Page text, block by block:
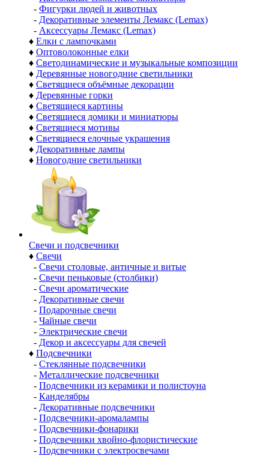
- Фигурки людей и животных
- Декоративные элементы Лемакс (Lemax)
- Аксессуары Лемакс (Lemax)
♦ Елки с лампочками
♦ Оптоволоконные елки
♦ Светодинамические и музыкальные композиции
♦ Деревянные новогодние светильники
♦ Светящиеся объёмные декорации
♦ Деревянные горки
♦ Светящиеся картины
♦ Светящиеся домики и миниатюры
♦ Светящиеся мотивы
♦ Светящиеся елочные украшения
♦ Декоративные лампы
♦ Новогодние светильники
Свечи и подсвечники
♦ Свечи
- Свечи столовые, античные и витые
- Свечи пеньковые (столбики)
- Свечи ароматические
- Декоративные свечи
- Подарочные свечи
- Чайные свечи
- Электрические свечи
- Декор и аксессуары для свечей
♦ Подсвечники
- Стеклянные подсвечники
- Металлические подсвечники
- Подсвечники из керамики и полистоуна
- Канделябры
- Декоративные подсвечники
- Подсвечники-аромалампы
- Подсвечники-фонарики
- Подсвечники хвойно-флористические
- Подсвечники с электросвечами